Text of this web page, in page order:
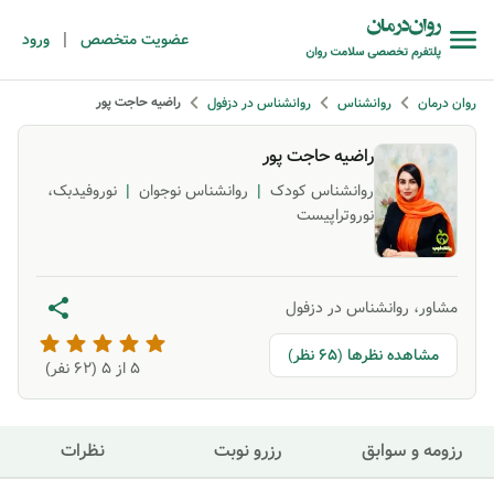
عضویت متخصص | ورود
روان درمان روانشناس روانشناس در دزفول راضیه حاجت پور
راضیه حاجت پور
روانشناس کودک | روانشناس نوجوان | نوروفیدبک،
نوروتراپیست
مشاور، روانشناس در دزفول
مشاهده نظرها (65 نظر)
5از ۵ ( 62 نفر)
رزومه و سوابق رزرو نوبت نظرات